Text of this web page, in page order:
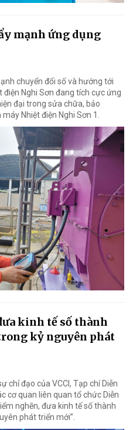
mạnh ứng dụng
chuyển đổi số và hướng tới
điện Nghi Sơn đang tích cực ứng
đại trong sửa chữa, bảo
Nhiệt điện Nghi Sơn 1.
kinh tế số thành
kỷ nguyên phát
chỉ đạo của VCCI, Tạp chí Diễn
cơ quan liên quan tổ chức Diễn
nghẽn, đưa kinh tế số thành
phát triển mới”.